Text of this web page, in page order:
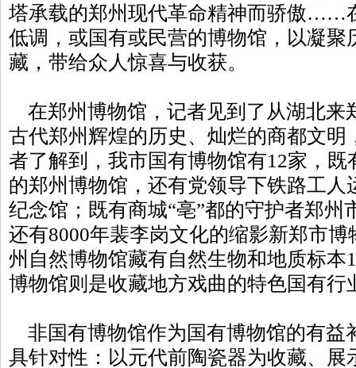
塔承载的郑州现代革命精神而骄傲……
低调，或国有或民营的博物馆，以凝聚
藏，带给众人惊喜与收获。
在郑州博物馆，记者见到了从湖北来
古代郑州辉煌的历史、灿烂的商都文明
者了解到，我市国有博物馆有12家，
的郑州博物馆，还有党领导下铁路工
纪念馆；既有商城“亳”都的守护者郑州
还有8000年裴李岗文化的缩影新郑市
州自然博物馆藏有自然生物和地质标本
博物馆则是收藏地方戏曲的特色国有行
非国有博物馆作为国有博物馆的有益
具针对性：以元代前陶瓷器为收藏、展